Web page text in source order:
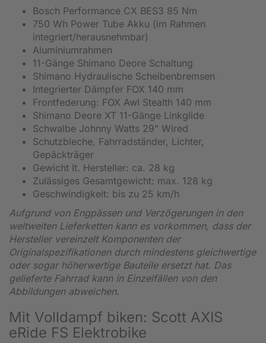
Bosch Performance CX BES3 85 Nm
750 Wh Power Tube Akku (im Rahmen
integriert/herausnehmbar)
Aluminiumrahmen
11-Gänge Shimano Deore Schaltung
Shimano Hydraulische Scheibenbremsen
Integrierter Dämpfer FOX 140 mm
Frontfederung: FOX Awl Stealth 140 mm
Shimano Deore XT 11-Gänge Linkglide
Schwalbe Johnny Watts 29" Wired
Schutzbleche, Fahrradständer, Lichter,
Gepäckträger
Gewicht lt. Hersteller: ca. 28 kg
Zulässiges Gesamtgewicht: max. 128 kg
Geschwindigkeit: bis zu 25 km/h
Aufgrund von Engpässen und Verzögerungen in den
weltweiten Lieferketten kann es vorkommen, dass der
Hersteller vereinzelt Komponenten der
Originalspezifikationen durch mindestens gleichwertige
oder sogar höherwertige Bauteile ersetzt hat. Das
gelieferte Fahrrad kann in Einzelfällen von den
Abbildungen abweichen.
Mit Volldampf biken: Scott AXIS
eRide FS Elektrobike